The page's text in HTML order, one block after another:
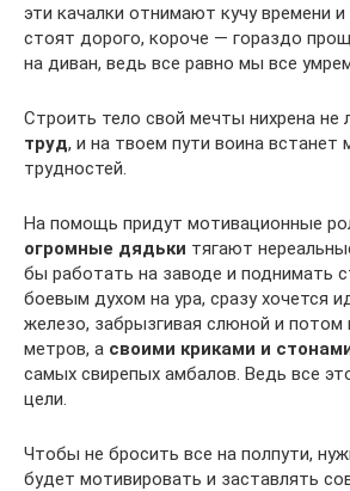
эти качалки отнимают кучу времени
стоят дорого, короче — гораздо
на диван, ведь все равно мы все
Строить тело свой мечты нихрена не
труд, и на твоем пути воина встанет
трудностей.
На помощь придут мотивационные
огромные дядьки тягают
бы работать на заводе и поднимать
боевым духом на ура, сразу хочется
железо, забрызгивая слюной и потом
метров, а своими криками и
самых свирепых амбалов. Ведь все
цели.
Чтобы не бросить все на полпути,
будет мотивировать и заставлять